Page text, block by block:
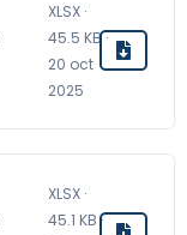
XLSX ·
45.5 KB ·
20 oct
2025
XLSX ·
45.1 KB ·